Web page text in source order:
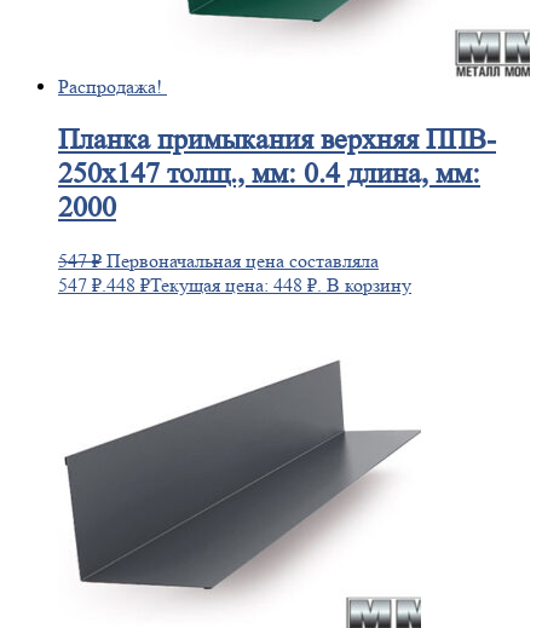
Распродажа!
Планкапримыкания верхняя ППВ-
250х147 толщ., мм: 0.4 длина, мм:
2000
547₽ Первоначальная цена составляла
547 ₽.448 ₽Текущая цена: 448 ₽. В корзину